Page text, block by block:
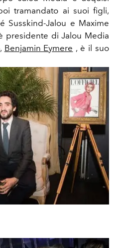
tramandato ai suoi figli,
Susskind-Jalou e Maxime
presidente di Jalou Media
Benjamin Eymere , è il suo